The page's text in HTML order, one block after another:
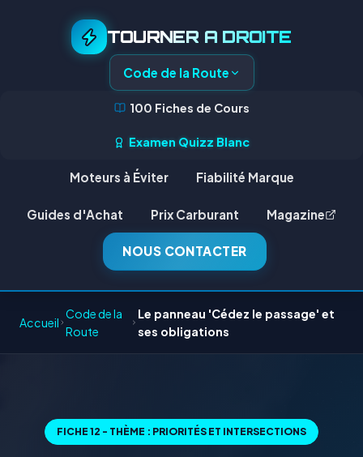
TOURNER A DROITE
Code de la Route
100 Fiches de Cours
Examen Quizz Blanc
Moteurs à Éviter Fiabilité Marque
Guides d'Achat Prix Carburant Magazine
NOUS CONTACTER
Accueil
Code de la
Route
Le panneau 'Cédez le passage' et
ses obligations
FICHE 12 - THÈME : PRIORITÉS ET INTERSECTIONS